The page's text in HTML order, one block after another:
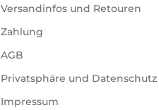
Versandinfos und Retouren
Zahlung
AGB
Privatsphäre und Datenschutz
Impressum